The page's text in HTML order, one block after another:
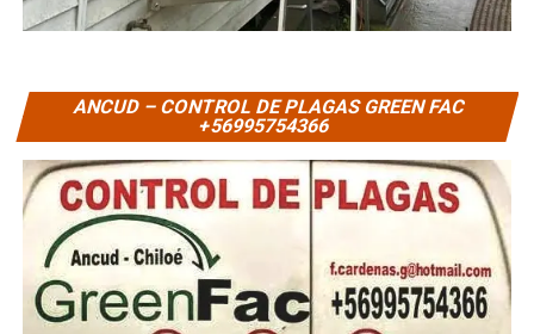
ANCUD – CONTROL DE PLAGAS GREEN FAC
+56995754366